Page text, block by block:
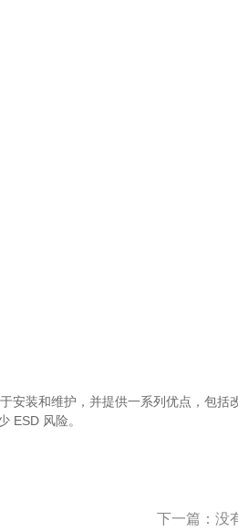
安装和维护，并提供一系列优点，包括
ESD 风险。
下一篇：没